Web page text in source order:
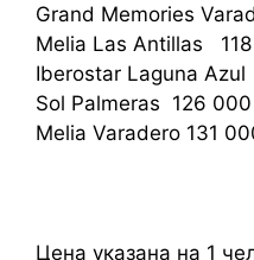
Grand Memories
Melia Las Antillas
Iberostar Laguna
Sol Palmeras 126 000
Melia Varadero 131
Цена указана на 1